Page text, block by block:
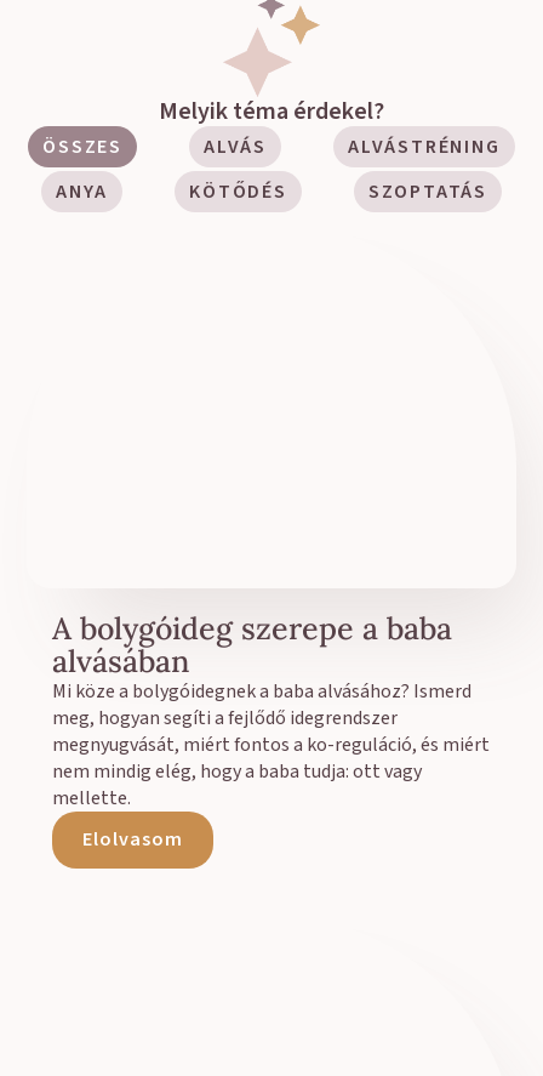
Melyik téma érdekel?
ÖSSZES ALVÁS
ALVÁSTRÉNING
ANYA
KÖTŐDÉS SZOPTATÁS
A bolygóideg szerepe a baba
alvásában
Mi köze a bolygóidegnek a baba alvásához? Ismerd
meg, hogyan segíti a fejlődő idegrendszer
megnyugvását, miért fontos a ko-reguláció, és miért
nem mindig elég, hogy a baba tudja: ott vagy
mellette.
Elolvasom